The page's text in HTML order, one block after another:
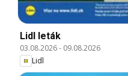
Lidl leták
03.08.2026- 09.08.2026
Lidl